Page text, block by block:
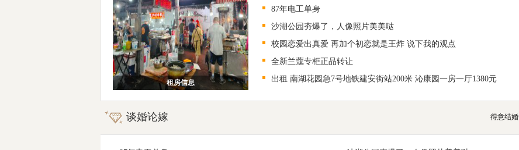
租房信息
87年电工单身
沙湖公园夯爆了，人像照片美美哒
校园恋爱出真爱 再加个初恋就是王炸 说下我的观点
全新兰蔻专柜正品转让
出租 南湖花园急7号地铁建安街站200米 沁康园一房一厅1380元
谈婚论嫁 得意结婚